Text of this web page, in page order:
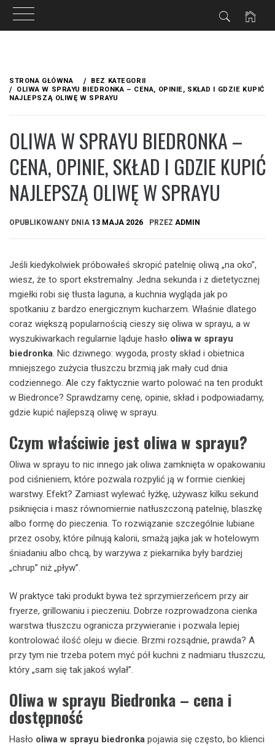
treści
STRONA GŁÓWNA
BEZ KATEGORII
OLIWA W SPRAYU BIEDRONKA – CENA, OPINIE, SKŁAD I GDZIE KUPIĆ
NAJLEPSZĄ OLIWĘ W SPRAYU
OLIWA W SPRAYU BIEDRONKA –
CENA, OPINIE, SKŁAD I GDZIE KUPIĆ
NAJLEPSZĄ OLIWĘ W SPRAYU
OPUBLIKOWANY DNIA 13 MAJA 2026 PRZEZ ADMIN
Jeśli kiedykolwiek próbowałeś skropić patelnię oliwą „na oko”,
wiesz, że to sport ekstremalny. Jedna sekunda i z dietetycznej
mgiełki robi się tłusta laguna, a kuchnia wygląda jak po
spotkaniu z bardzo energicznym kucharzem. Właśnie dlatego
coraz większą popularnością cieszy się oliwa w sprayu, a w
wyszukiwarkach regularnie ląduje hasło oliwa w sprayu
biedronka. Nic dziwnego: wygoda, prosty skład i obietnica
mniejszego zużycia tłuszczu brzmią jak mały cud dnia
codziennego. Ale czy faktycznie warto polować na ten produkt
w Biedronce? Sprawdzamy cenę, opinie, skład i podpowiadamy,
gdzie kupić najlepszą oliwę w sprayu.
Czym właściwie jest oliwa w sprayu?
Oliwa w sprayu to nic innego jak oliwa zamknięta w opakowaniu
pod ciśnieniem, które pozwala rozpylić ją w formie cienkiej
warstwy. Efekt? Zamiast wylewać łyżkę, używasz kilku sekund
psiknięcia i masz równomiernie natłuszczoną patelnię, blaszkę
albo formę do pieczenia. To rozwiązanie szczególnie lubiane
przez osoby, które pilnują kalorii, smażą jajka jak w hotelowym
śniadaniu albo chcą, by warzywa z piekarnika były bardziej
„chrup” niż „pływ”.
W praktyce taki produkt bywa też sprzymierzeńcem przy air
fryerze, grillowaniu i pieczeniu. Dobrze rozprowadzona cienka
warstwa tłuszczu ogranicza przywieranie i pozwala lepiej
kontrolować ilość oleju w diecie. Brzmi rozsądnie, prawda? A
przy tym nie trzeba potem myć pół kuchni z nadmiaru tłuszczu,
który „sam się tak jakoś wylał”.
Oliwa w sprayu Biedronka – cena i
dostępność
Hasło oliwa w sprayu biedronka pojawia się często, bo klienci